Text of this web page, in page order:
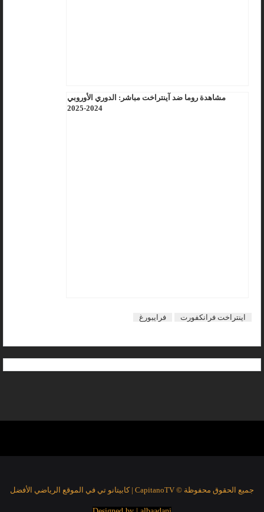
مشاهدة روما ضد آينتراخت مباشر: الدوري الأوروبي
2024-2025
اينتراخت فرانكفورت فرايبورغ
جميع الحقوق محفوظة © CapitanoTV | كابيتانو تي في الموقع الرياضي الأفضل